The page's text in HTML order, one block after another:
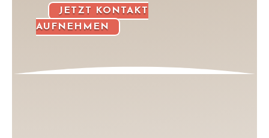
JETZT KONTAKT
AUFNEHMEN